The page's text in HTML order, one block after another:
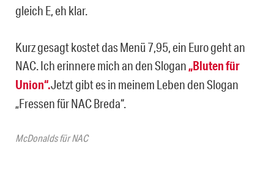
McDonalds für NAC
gleich E, eh klar.
Kurz gesagt kostet das Menü 7,95, ein Euro geht an
NAC. Ich erinnere mich an den Slogan„Bluten für
Union“.Jetzt gibt es in meinem Leben den Slogan
„Fressen für NAC Breda“.